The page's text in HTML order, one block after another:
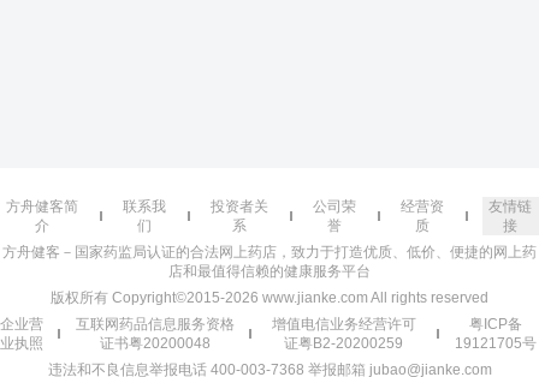
方舟健客简
介
联系我
们
投资者关
系
公司荣
誉
经营资
质
友情链
接
方舟健客－国家药监局认证的合法网上药店，致力于打造优质、低价、便捷的网上药
店和最值得信赖的健康服务平台
版权所有 Copyright©2015-2026 www.jianke.com All rights reserved
企业营
业执照
互联网药品信息服务资格
证书粤20200048
增值电信业务经营许可
证粤B2-20200259
粤ICP备
19121705号
违法和不良信息举报电话 400-003-7368 举报邮箱 jubao@jianke.com